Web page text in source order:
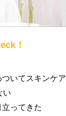
！
いてスキンケア
い
ってきた